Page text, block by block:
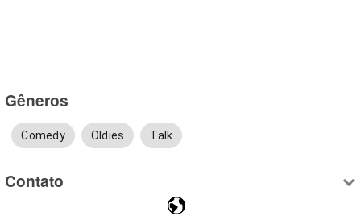
Gêneros
Comedy Oldies Talk
Contato